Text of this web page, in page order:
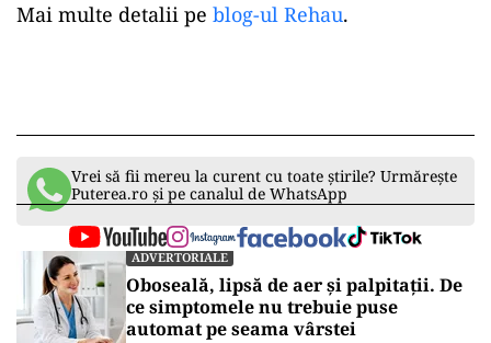
Mai multe detalii pe blog-ul Rehau.
Vrei să fii mereu la curent cu toate știrile? Urmărește
Puterea.ro și pe canalul de WhatsApp
ADVERTORIALE
Oboseală, lipsă de aer și palpitații. De
ce simptomele nu trebuie puse
automat pe seama vârstei